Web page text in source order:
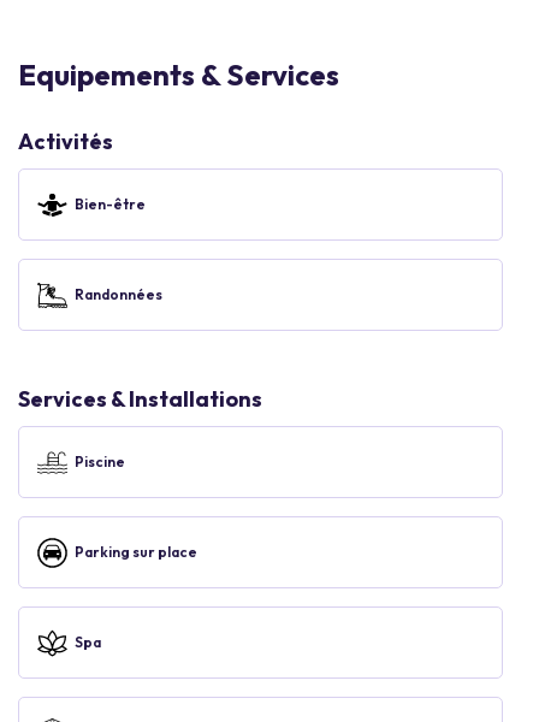
Equipements & Services
Activités
Bien-être
Randonnées
Services & Installations
Piscine
Parking sur place
Spa